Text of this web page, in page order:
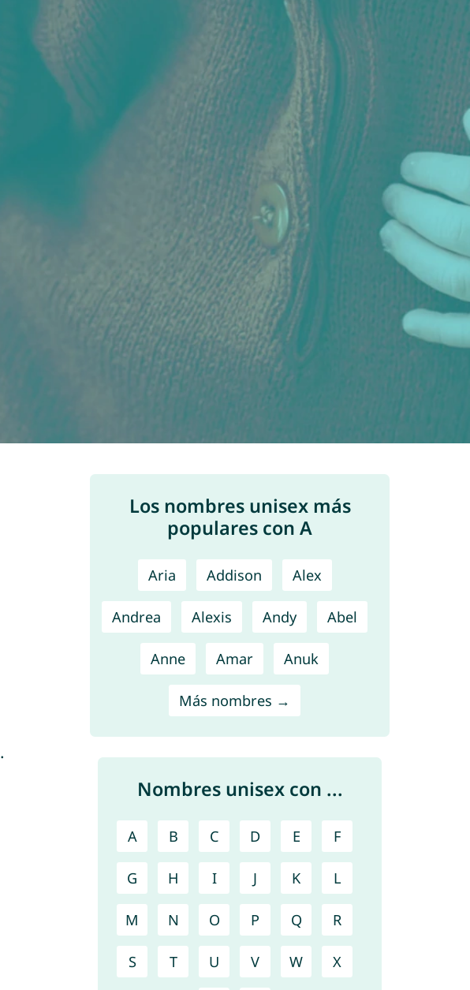
.
Los nombres unisex más
populares con A
Aria Addison Alex
Andrea Alexis Andy Abel
Anne Amar Anuk
Más nombres →
Nombres unisex con ...
A B C D E F
G H I J K L
M N O P Q R
S T U V W X